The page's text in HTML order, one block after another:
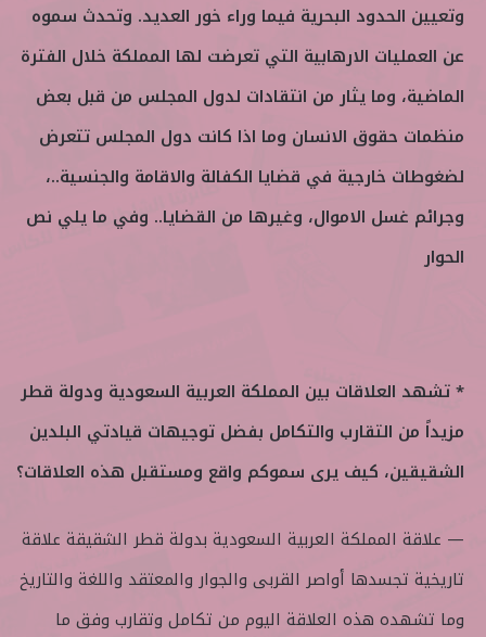
وتعيين الحدود البحرية فيما وراء خور العديد. وتحدث سموه
عن العمليات الارهابية التي تعرضت لها المملكة خلال الفترة
الماضية، وما يثار من انتقادات لدول المجلس من قبل بعض
منظمات حقوق الانسان وما اذا كانت دول المجلس تتعرض
لضغوطات خارجية في قضايا الكفالة والاقامة والجنسية..،
وجرائم غسل الاموال، وغيرها من القضايا.. وفي ما يلي نص
الحوار
* تشهد العلاقات بين المملكة العربية السعودية ودولة قطر
مزيداً من التقارب والتكامل بفضل توجيهات قيادتي البلدين
الشقيقين، كيف يرى سموكم واقع ومستقبل هذه العلاقات؟
— علاقة المملكة العربية السعودية بدولة قطر الشقيقة علاقة
تاريخية تجسدها أواصر القربى والجوار والمعتقد واللغة والتاريخ
وما تشهده هذه العلاقة اليوم من تكامل وتقارب وفق ما